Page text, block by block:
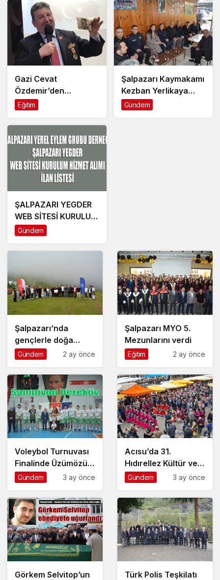
Gazi Cevat
Özdemir’den
duygulandıran
Eğitim
Şalpazarı Kaymakamı
Kezban Yerlikaya
Akpınar’dan
Gündem
ŞALPAZARI YEGDER
WEB SİTESİ KURULUM
HİZMET ALIMI İLANI
Gündem
Şalpazarı’nda
gençlerle doğa
yürüyüşü yapıldı
Gündem 2 ay önce
Şalpazarı MYO 5.
Mezunlarını verdi
Eğitim 2 ay önce
Voleybol Turnuvası
Finalinde Üzümözü
Takımını 3-1 Mağlup
Şampiyon Oldu
Gündem 3 ay önce
Acısu’da 31.
Hıdırellez Kültür ve
Bahar Bayramı
Gündem 3 ay önce
Görkem Selvitop’un
Türk Polis Teşkilatı